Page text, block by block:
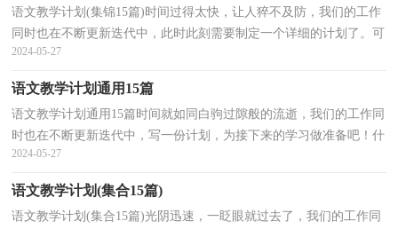
语文教学计划(集锦15篇)时间过得太快，让人猝不及防，我们的工作
同时也在不断更新迭代中，此时此刻需要制定一个详细的计划了。可
是到底什么样的计划才是适合自己的呢？下面是小编收...
2024-05-27
语文教学计划通用15篇
语文教学计划通用15篇时间就如同白驹过隙般的流逝，我们的工作同
时也在不断更新迭代中，写一份计划，为接下来的学习做准备吧！什
么样的计划才是好的计划呢？下面是小编帮大家整理的语...
2024-05-27
语文教学计划(集合15篇)
语文教学计划(集合15篇)光阴迅速，一眨眼就过去了，我们的工作同